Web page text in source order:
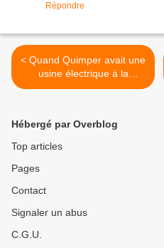
Répondre
< Quand Quimper avait une
usine électrique à la
Glacière
Hébergé par Overblog
Top articles
Pages
Contact
Signaler un abus
C.G.U.